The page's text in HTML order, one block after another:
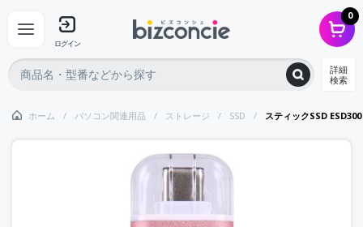
ログイン
0
詳細
検索
ホーム パソコン関連用品 ストレージ SSD スティックSSD